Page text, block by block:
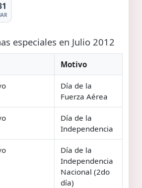
especiales en Julio 2012
Motivo
Día de la
Fuerza Aérea
Día de la
Independencia
Día de la
Independencia
Nacional (2do
día)